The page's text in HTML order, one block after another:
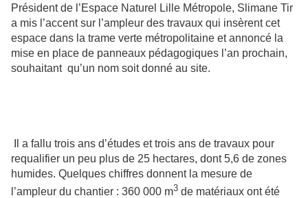
Président de l’Espace Naturel Lille Métropole, Slimane Tir
a mis l’accent sur l’ampleur des travaux qui insèrent cet
espace dans la trame verte métropolitaine et annoncé la
mise en place de panneaux pédagogiques l’an prochain,
souhaitant qu’un nom soit donné au site.
Il a fallu trois ans d’études et trois ans de travaux pour
requalifier un peu plus de 25 hectares, dont 5,6 de zones
humides. Quelques chiffres donnent la mesure de
l’ampleur du chantier : 360 000 m3 de matériaux ont été